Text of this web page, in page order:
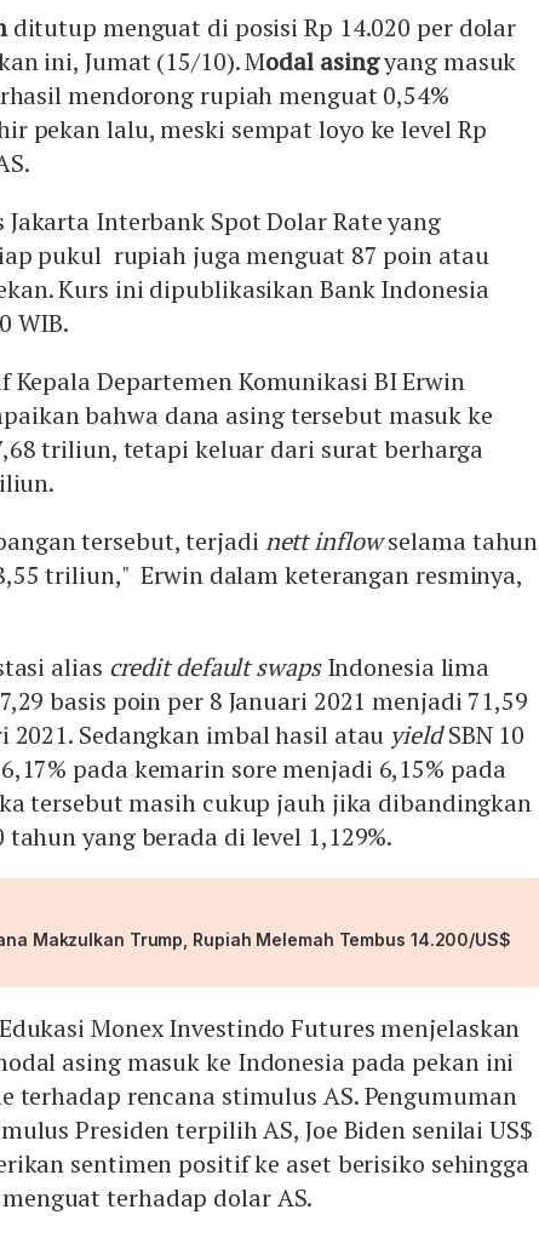
ditutup menguat di posisi Rp 14.020 per dolar
ini, Jumat (15/10). Modal asingyang masuk
mendorong rupiah menguat 0,54%
pekan lalu, meski sempat loyo ke level Rp
Jakarta Interbank Spot Dolar Rate yang
pukul rupiah juga menguat 87 poin atau
Kurs ini dipublikasikan Bank Indonesia
WIB.
Kepala Departemen Komunikasi BI Erwin
bahwa dana asing tersebut masuk ke
triliun, tetapi keluar dari surat berharga
tersebut, terjadi nett inflowselama tahun
triliun," Erwin dalam keterangan resminya,
alias credit default swapsIndonesia lima
basis poin per 8 Januari 2021 menjadi 71,59
2021. Sedangkan imbal hasil atau yieldSBN 10
pada kemarin sore menjadi 6,15% pada
tersebut masih cukup jauh jika dibandingkan
tahun yang berada di level 1,129%.
Makzulkan Trump, Rupiah Melemah Tembus 14.200/US$
Monex Investindo Futures menjelaskan
asing masuk ke Indonesia pada pekan ini
terhadap rencana stimulus AS. Pengumuman
Presiden terpilih AS, Joe Biden senilai US$
sentimen positif ke aset berisiko sehingga
terhadap dolar AS.